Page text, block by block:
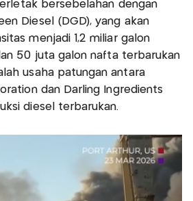
bersebelahan dengan
Diesel (DGD), yang akan
menjadi 1,2 miliar galon
50 juta galon nafta terbarukan
usaha patungan antara
dan Darling Ingredients
diesel terbarukan.